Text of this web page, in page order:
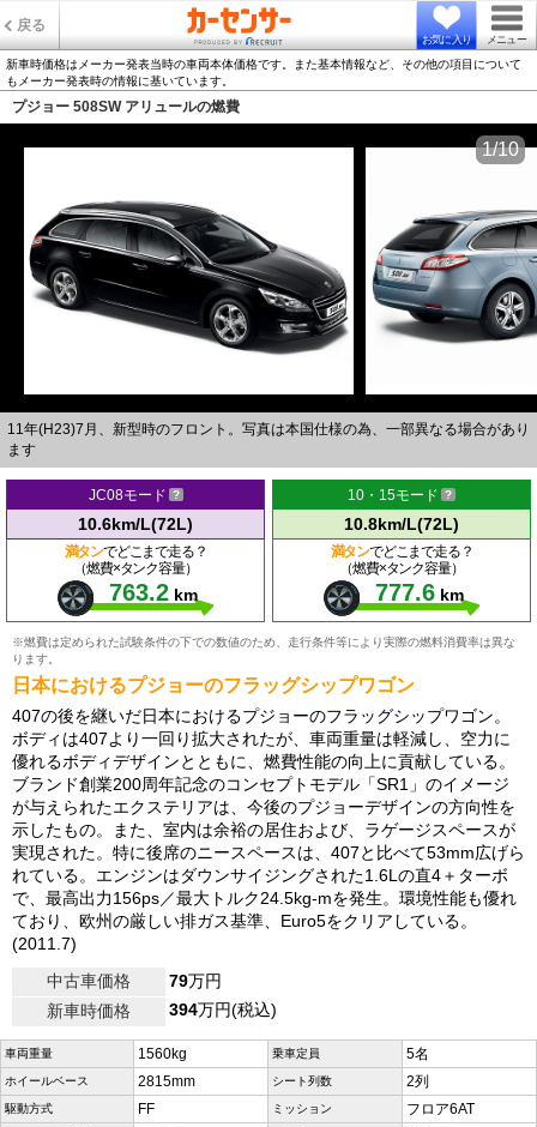
戻る
お気に入り メニュー
新車時価格はメーカー発表当時の車両本体価格です。また基本情報など、その他の項目について
もメーカー発表時の情報に基いています。
プジョー 508SW アリュールの燃費
11年(H23)7月、新型時のフロント。写真は本国仕様の為、一部異なる場合があり
ます
1/10
JC08モード
10.6km/L(72L)
満タンでどこまで走る？
（燃費×タンク容量）
763.2 km
10・15モード
10.8km/L(72L)
満タンでどこまで走る？
（燃費×タンク容量）
777.6 km
※燃費は定められた試験条件の下での数値のため、走行条件等により実際の燃料消費率は異な
ります。
日本におけるプジョーのフラッグシップワゴン
407の後を継いだ日本におけるプジョーのフラッグシップワゴン。
ボディは407より一回り拡大されたが、車両重量は軽減し、空力に
優れるボディデザインとともに、燃費性能の向上に貢献している。
ブランド創業200周年記念のコンセプトモデル「SR1」のイメージ
が与えられたエクステリアは、今後のプジョーデザインの方向性を
示したもの。また、室内は余裕の居住および、ラゲージスペースが
実現された。特に後席のニースペースは、407と比べて53mm広げら
れている。エンジンはダウンサイジングされた1.6Lの直4＋ターボ
で、最高出力156ps／最大トルク24.5kg-mを発生。環境性能も優れ
ており、欧州の厳しい排ガス基準、Euro5をクリアしている。
(2011.7)
中古車価格
79万円
新車時価格
394万円(税込)
車両重量 1560kg 乗車定員 5名
ホイールベース 2815mm シート列数 2列
駆動方式 FF ミッション フロア6AT